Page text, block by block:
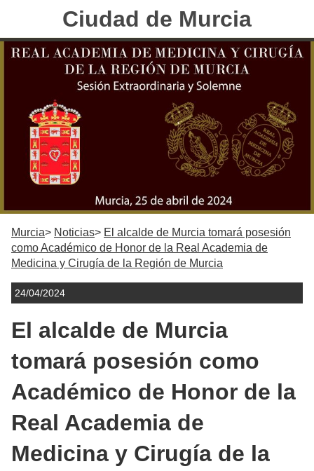
Ciudad de Murcia
Murcia Noticias
El alcalde de Murcia tomará posesión
como Académico de Honor de la Real Academia de
Medicina y Cirugía de la Región de Murcia
24/04/2024
El alcalde de Murcia
tomará posesión como
Académico de Honor de la
Real Academia de
Medicina y Cirugía de la